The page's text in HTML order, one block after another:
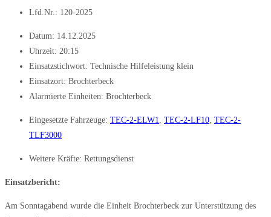
Lfd.Nr.: 120-2025
Datum: 14.12.2025
Uhrzeit: 20:15
Einsatzstichwort: Technische Hilfeleistung klein
Einsatzort: Brochterbeck
Alarmierte Einheiten: Brochterbeck
Eingesetzte Fahrzeuge: TEC-2-ELW1, TEC-2-LF10, TEC-2-
TLF3000
Weitere Kräfte: Rettungsdienst
Einsatzbericht:
Am Sonntagabend wurde die Einheit Brochterbeck zur Unterstützung des